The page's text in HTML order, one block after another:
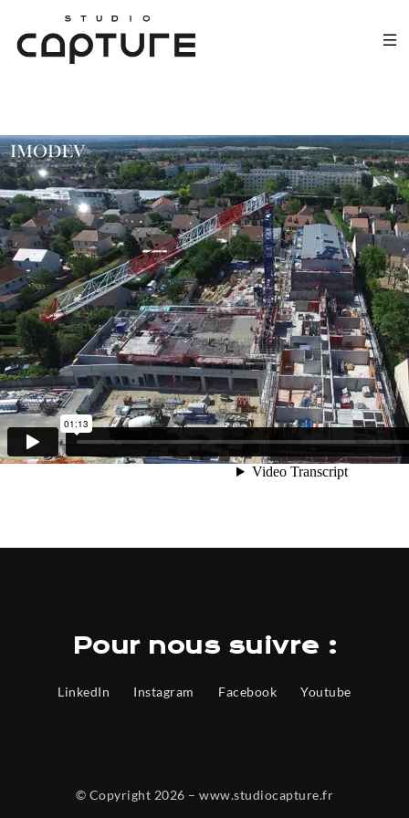
Pour nous suivre :
LinkedIn Instagram Facebook Youtube
© Copyright 2026 – www.studiocapture.fr